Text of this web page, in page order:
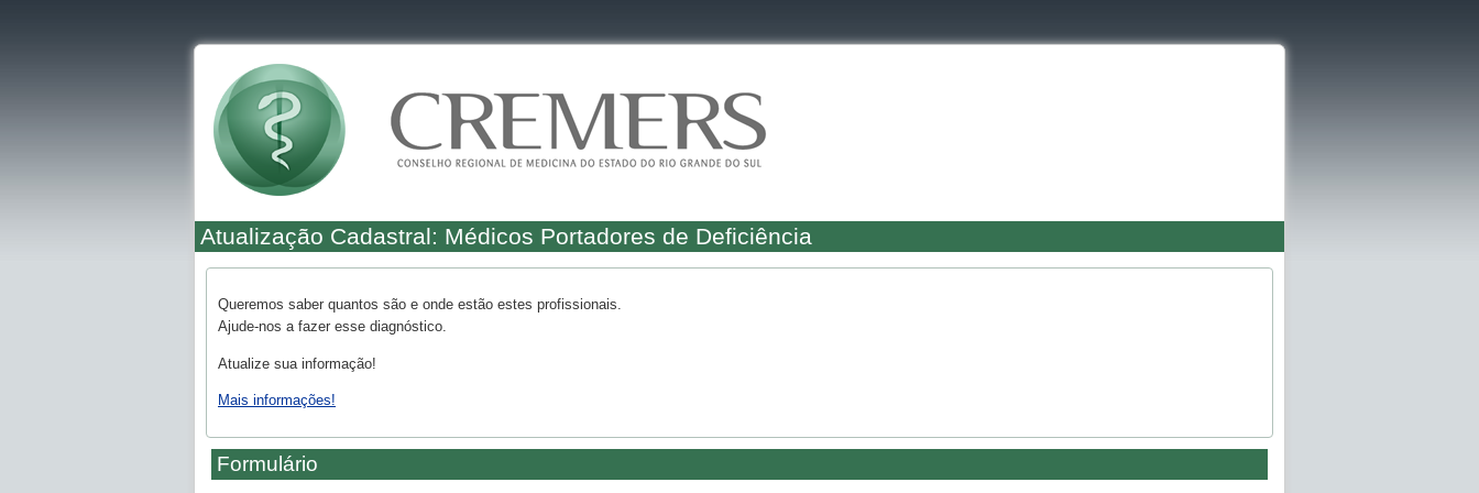
Atualização Cadastral: Médicos Portadores de Deficiência
Queremos saber quantos são e onde estão estes profissionais.
Ajude-nos a fazer esse diagnóstico.
Atualize sua informação!
Mais informações!
Formulário